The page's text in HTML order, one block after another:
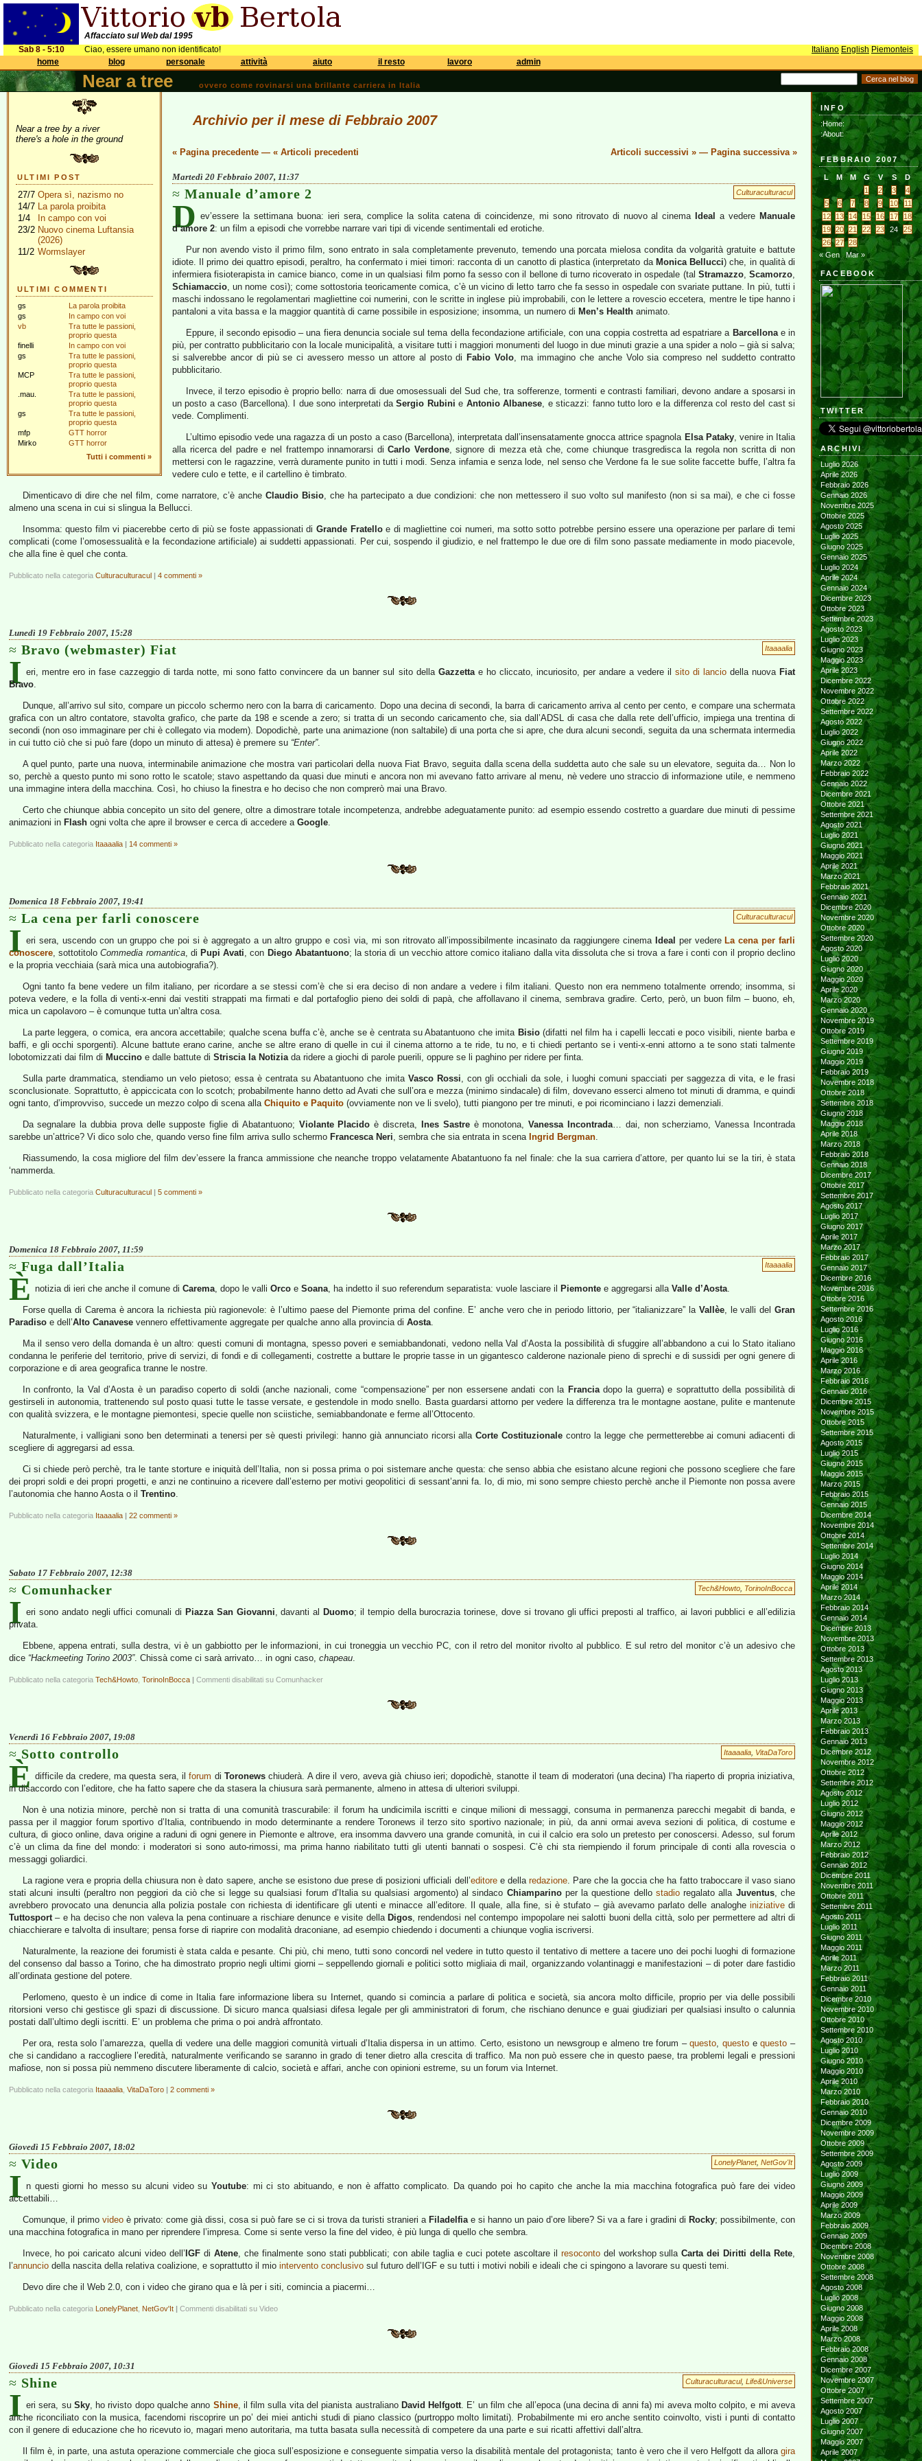
Affacciato sul Web dal 1995
Sab 8 - 5:10
Ciao, essere umano non identificato! Italiano English Piemonteis
home
blog personale attività aiuto il resto lavoro admin
Near a tree ovvero come rovinarsi una brillante carriera in Italia
Near a tree by a river
there's a hole in the ground
ULTIMI POST
27/7 Opera sì, nazismo no
14/7 La parola proibita
1/4
In campo con voi
23/2 Nuovo cinema Luftansia
(2026)
11/2 Wormslayer
ULTIMI COMMENTI
gs
La parola proibita
gs
In campo con voi
vb
Tra tutte le passioni,
proprio questa
finelli
In campo con voi
gs
Tra tutte le passioni,
proprio questa
MCP
Tra tutte le passioni,
proprio questa
.mau.
Tra tutte le passioni,
proprio questa
gs
Tra tutte le passioni,
proprio questa
mfp
GTT horror
Mirko
GTT horror
Tutti i commenti »
Archivio per il mese di Febbraio 2007
« Pagina precedente — « Articoli precedenti Articoli successivi » — Pagina successiva »
Martedì 20 Febbraio 2007, 11:37
Culturaculturacul
Manuale d’amore 2
D ev’essere la settimana buona: ieri sera, complice la solita catena di coincidenze, mi sono ritrovato di nuovo al cinema Ideal a vedere Manuale
d’amore 2: un film a episodi che vorrebbe narrare vari tipi di vicende sentimentali ed erotiche.
Pur non avendo visto il primo film, sono entrato in sala completamente prevenuto, temendo una porcata mielosa condita da volgarità gratuite e battute
idiote. Il primo dei quattro episodi, peraltro, ha confermato i miei timori: racconta di un canotto di plastica (interpretato da Monica Bellucci) che, in qualità di
infermiera fisioterapista in camice bianco, come in un qualsiasi film porno fa sesso con il bellone di turno ricoverato in ospedale (tal Stramazzo,Scamorzo,
Schiamaccio, un nome così); come sottostoria teoricamente comica, c’è un vicino di letto tarro che fa sesso in ospedale con svariate puttane. In più, tutti i
maschi indossano le regolamentari magliettine coi numerini, con le scritte in inglese più improbabili, con le lettere a rovescio eccetera, mentre le tipe hanno i
pantaloni a vita bassa e la maggior quantità di carne possibile in esposizione; insomma, un numero di Men’s Health animato.
Eppure, il secondo episodio – una fiera denuncia sociale sul tema della fecondazione artificiale, con una coppia costretta ad espatriare a Barcellonae in
più, per contratto pubblicitario con la locale municipalità, a visitare tutti i maggiori monumenti del luogo in due minuti grazie a una spider a nolo – già si salva;
si salverebbe ancor di più se ci avessero messo un attore al posto di Fabio Volo, ma immagino che anche Volo sia compreso nel suddetto contratto
pubblicitario.
Invece, il terzo episodio è proprio bello: narra di due omosessuali del Sud che, tra sofferenze, tormenti e contrasti familiari, devono andare a sposarsi in
un posto a caso (Barcellona). I due sono interpretati daSergio Rubini e Antonio Albanese, e sticazzi: fanno tutto loro e la differenza col resto del cast si
vede. Complimenti.
L’ultimo episodio vede una ragazza di un posto a caso (Barcellona), interpretata dall’insensatamente gnocca attrice spagnola Elsa Pataky, venire in Italia
alla ricerca del padre e nel frattempo innamorarsi diCarlo Verdone, signore di mezza età che, come chiunque trasgredisca la regola non scritta di non
mettersi con le ragazzine, verrà duramente punito in tutti i modi. Senza infamia e senza lode, nel senso che Verdone fa le sue solite faccette buffe, l’altra fa
vedere culo e tette, e il cartellino è timbrato.
Dimenticavo di dire che nel film, come narratore, c’è ancheClaudio Bisio, che ha partecipato a due condizioni: che non mettessero il suo volto sul manifesto (non si sa mai), e che ci fosse
almeno una scena in cui si slingua la Bellucci.
Insomma: questo film vi piacerebbe certo di più se foste appassionati di Grande Fratelloe di magliettine coi numeri, ma sotto sotto potrebbe persino essere una operazione per parlare di temi
complicati (come l’omosessualità e la fecondazione artificiale) ai suddetti appassionati. Per cui, sospendo il giudizio, e nel frattempo le due ore di film sono passate mediamente in modo piacevole,
che alla fine è quel che conta.
Pubblicato nella categoria Culturaculturacul | 4 commenti »
Lunedì 19 Febbraio 2007, 15:28
Itaaaalia
Bravo (webmaster) Fiat
I eri, mentre ero in fase cazzeggio di tarda notte, mi sono fatto convincere da un banner sul sito della Gazzettae ho cliccato, incuriosito, per andare a vedere il sito di lanciodella nuova Fiat
Bravo.
Dunque, all’arrivo sul sito, compare un piccolo schermo nero con la barra di caricamento. Dopo una decina di secondi, la barra di caricamento arriva al cento per cento, e compare una schermata
grafica con un altro contatore, stavolta grafico, che parte da 198 e scende a zero; si tratta di un secondo caricamento che, sia dall’ADSL di casa che dalla rete dell’ufficio, impiega una trentina di
secondi (non oso immaginare per chi è collegato via modem). Dopodichè, parte una animazione (non saltabile) di una porta che si apre, che dura alcuni secondi, seguita da una schermata intermedia
in cui tutto ciò che si può fare (dopo un minuto di attesa) è premere su “Enter”.
A quel punto, parte una nuova, interminabile animazione che mostra vari particolari della nuova Fiat Bravo, seguita dalla scena della suddetta auto che sale su un elevatore, seguita da… Non lo
so, perchè a questo punto mi sono rotto le scatole; stavo aspettando da quasi due minuti e ancora non mi avevano fatto arrivare al menu, nè vedere uno straccio di informazione utile, e nemmeno
una immagine intera della macchina. Così, ho chiuso la finestra e ho deciso che non comprerò mai una Bravo.
Certo che chiunque abbia concepito un sito del genere, oltre a dimostrare totale incompetenza, andrebbe adeguatamente punito: ad esempio essendo costretto a guardare due minuti di pessime
animazioni in Flash ogni volta che apre il browser e cerca di accedere a Google.
Pubblicato nella categoria Itaaaalia | 14 commenti »
Domenica 18 Febbraio 2007, 19:41
Culturaculturacul
La cena per farli conoscere
I eri sera, uscendo con un gruppo che poi si è aggregato a un altro gruppo e così via, mi son ritrovato all’impossibilmente incasinato da raggiungere cinema Ideal per vedere La cena per farli
conoscere, sottotitoloCommedia romantica, di Pupi Avati, con Diego Abatantuono; la storia di un vecchio attore comico italiano dalla vita dissoluta che si trova a fare i conti con il proprio declino
e la propria vecchiaia (sarà mica una autobiografia?).
Ogni tanto fa bene vedere un film italiano, per ricordare a se stessi com’è che si era deciso di non andare a vedere i film italiani. Questo non era nemmeno totalmente orrendo; insomma, si
poteva vedere, e la folla di venti-x-enni dai vestiti strappati ma firmati e dal portafoglio pieno dei soldi di papà, che affollavano il cinema, sembrava gradire. Certo, però, un buon film – buono, eh,
mica un capolavoro – è comunque tutta un’altra cosa.
La parte leggera, o comica, era ancora accettabile; qualche scena buffa c’è, anche se è centrata su Abatantuono che imita Bisio(difatti nel film ha i capelli leccati e poco visibili, niente barba e
baffi, e gli occhi sporgenti). Alcune battute erano carine, anche se altre erano di quelle in cui il cinema attorno a te ride, tu no, e ti chiedi pertanto se i venti-x-enni attorno a te sono stati talmente
lobotomizzati dai film di Muccino e dalle battute di Striscia la Notiziada ridere a giochi di parole puerili, oppure se li paghino per ridere per finta.
Sulla parte drammatica, stendiamo un velo pietoso; essa è centrata su Abatantuono che imita Vasco Rossi, con gli occhiali da sole, i luoghi comuni spacciati per saggezza di vita, e le frasi
sconclusionate. Soprattutto, è appiccicata con lo scotch; probabilmente hanno detto ad Avati che sull’ora e mezza (minimo sindacale) di film, dovevano esserci almeno tot minuti di dramma, e quindi
ogni tanto, d’improvviso, succede un mezzo colpo di scena alla Chiquito e Paquito (ovviamente non ve li svelo), tutti piangono per tre minuti, e poi ricominciano i lazzi demenziali.
Da segnalare la dubbia prova delle supposte figlie di Abatantuono; Violante Placido è discreta, Ines Sastreè monotona,Vanessa Incontrada… dai, non scherziamo, Vanessa Incontrada
sarebbe un’attrice? Vi dico solo che, quando verso fine film arriva sullo schermo Francesca Neri, sembra che sia entrata in scena Ingrid Bergman.
Riassumendo, la cosa migliore del film dev’essere la franca ammissione che neanche troppo velatamente Abatantuono fa nel finale: che la sua carriera d’attore, per quanto lui se la tiri, è stata
‘nammerda.
Pubblicato nella categoria Culturaculturacul | 5 commenti »
Domenica 18 Febbraio 2007, 11:59
Itaaaalia
Fuga dall’Italia
È notizia di ieri che anche il comune di Carema, dopo le valli Orco e Soana, ha indetto il suo referendum separatista: vuole lasciare il Piemonte e aggregarsi alla Valle d’Aosta.
Forse quella di Carema è ancora la richiesta più ragionevole: è l’ultimo paese del Piemonte prima del confine. E’ anche vero che in periodo littorio, per “italianizzare” la Vallèe, le valli del Gran
Paradiso e dell’Alto Canavese vennero effettivamente aggregate per qualche anno alla provincia di Aosta.
Ma il senso vero della domanda è un altro: questi comuni di montagna, spesso poveri e semiabbandonati, vedono nella Val d’Aosta la possibilità di sfuggire all’abbandono a cui lo Stato italiano
condanna le periferie del territorio, prive di servizi, di fondi e di collegamenti, costrette a buttare le proprie tasse in un gigantesco calderone nazionale pieno di sprechi e di sussidi per ogni genere di
corporazione e di area geografica tranne le nostre.
In confronto, la Val d’Aosta è un paradiso coperto di soldi (anche nazionali, come “compensazione” per non essersene andati con la Franciadopo la guerra) e soprattutto della possibilità di
gestirseli in autonomia, trattenendo sul posto quasi tutte le tasse versate, e gestendole in modo snello. Basta guardarsi attorno per vedere la differenza tra le montagne aostane, pulite e mantenute
con qualità svizzera, e le montagne piemontesi, specie quelle non sciistiche, semiabbandonate e ferme all’Ottocento.
Naturalmente, i valligiani sono ben determinati a tenersi per sè questi privilegi: hanno già annunciato ricorsi allaCorte Costituzionale contro la legge che permetterebbe ai comuni adiacenti di
scegliere di aggregarsi ad essa.
Ci si chiede però perchè, tra le tante storture e iniquità dell’Italia, non si possa prima o poi sistemare anche questa: che senso abbia che esistano alcune regioni che possono scegliere che fare
dei propri soldi e dei propri progetti, e anzi ne continuino a ricevere dall’esterno per motivi geopolitici di sessant’anni fa. Io, di mio, mi sono sempre chiesto perchè anche il Piemonte non possa avere
l’autonomia che hanno Aosta o il Trentino.
Pubblicato nella categoria Itaaaalia | 22 commenti »
Sabato 17 Febbraio 2007, 12:38
Tech&Howto TorinoInBocca
Comunhacker
I eri sono andato negli uffici comunali di Piazza San Giovanni, davanti al Duomo; il tempio della burocrazia torinese, dove si trovano gli uffici preposti al traffico, ai lavori pubblici e all’edilizia
privata.
Ebbene, appena entrati, sulla destra, vi è un gabbiotto per le informazioni, in cui troneggia un vecchio PC, con il retro del monitor rivolto al pubblico. E sul retro del monitor c’è un adesivo che
dice “Hackmeeting Torino 2003”. Chissà come ci sarà arrivato… in ogni caso, chapeau.
Pubblicato nella categoria Tech&Howto TorinoInBocca | Commenti disabilitati su Comunhacker
Venerdì 16 Febbraio 2007, 19:08
Itaaaalia VitaDaToro
Sotto controllo
È difficile da credere, ma questa sera, ilforum di Toronewschiuderà. A dire il vero, aveva già chiuso ieri; dopodichè, stanotte il team di moderatori (una decina) l’ha riaperto di propria iniziativa,
in disaccordo con l’editore, che ha fatto sapere che da stasera la chiusura sarà permanente, almeno in attesa di ulteriori sviluppi.
Non è una notizia minore, perchè non si tratta di una comunità trascurabile: il forum ha undicimila iscritti e cinque milioni di messaggi, consuma in permanenza parecchi megabit di banda, e
passa per il maggior forum sportivo d’Italia, contribuendo in modo determinante a rendere Toronews il terzo sito sportivo nazionale; in più, da anni ormai aveva sezioni di politica, di costume e
cultura, di gioco online, dava origine a raduni di ogni genere in Piemonte e altrove, era insomma davvero una grande comunità, in cui il calcio era solo un pretesto per conoscersi. Adesso, sul forum
c’è un clima da fine del mondo: i moderatori si sono auto-rimossi, ma prima hanno riabilitato tutti gli utenti bannati o sospesi. C’è chi sta riempiendo il forum principale di conti alla rovescia o
messaggi goliardici.
La ragione vera e propria della chiusura non è dato sapere, anche se esistono due prese di posizioni ufficiali dell’editoree della redazione. Pare che la goccia che ha fatto traboccare il vaso siano
stati alcuni insulti (peraltro non peggiori da ciò che si legge su qualsiasi forum d’Italia su qualsiasi argomento) al sindaco Chiamparinoper la questione dello stadioregalato alla Juventus, che
avrebbero provocato una denuncia alla polizia postale con richiesta di identificare gli utenti e minacce all’editore. Il quale, alla fine, si è stufato – già avevamo parlato delle analoghe iniziativedi
Tuttosport– e ha deciso che non valeva la pena continuare a rischiare denunce e visite della Digos, rendendosi nel contempo impopolare nei salotti buoni della città, solo per permettere ad altri di
chiacchierare e talvolta di insultare; pensa forse di riaprire con modalità draconiane, ad esempio chiedendo i documenti a chiunque voglia iscriversi.
Naturalmente, la reazione dei forumisti è stata calda e pesante. Chi più, chi meno, tutti sono concordi nel vedere in tutto questo il tentativo di mettere a tacere uno dei pochi luoghi di formazione
del consenso dal basso a Torino, che ha dimostrato proprio negli ultimi giorni – seppellendo giornali e politici sotto migliaia di mail, organizzando volantinaggi e manifestazioni – di poter dare fastidio
all’ordinata gestione del potere.
Perlomeno, questo è un indice di come in Italia fare informazione libera su Internet, quando si comincia a parlare di politica e società, sia ancora molto difficile, proprio per via delle possibili
ritorsioni verso chi gestisce gli spazi di discussione. Di sicuro manca qualsiasi difesa legale per gli amministratori di forum, che rischiano denunce e guai giudiziari per qualsiasi insulto o calunnia
postati dall’ultimo degli iscritti. E’ un problema che prima o poi andrà affrontato.
Per ora, resta solo l’amarezza, quella di vedere una delle maggiori comunità virtuali d’Italia dispersa in un attimo. Certo, esistono un newsgroup e almeno tre forum –questo,questo equesto –
che si candidano a raccogliere l’eredità, naturalmente verificando se saranno in grado di tener dietro alla crescita di traffico. Ma non può essere che in questo paese, tra problemi legali e pressioni
mafiose, non si possa più nemmeno discutere liberamente di calcio, società e affari, anche con opinioni estreme, su un forum via Internet.
Pubblicato nella categoria Itaaaalia VitaDaToro | 2 commenti »
Giovedì 15 Febbraio 2007, 18:02
LonelyPlanet, NetGov'It
Video
I n questi giorni ho messo su alcuni video su Youtube: mi ci sto abituando, e non è affatto complicato. Da quando poi ho capito che anche la mia macchina fotografica può fare dei video
accettabili…
Comunque, il primo videoè privato: come già dissi, cosa si può fare se ci si trova da turisti stranieri a Filadelfiae si hanno un paio d’ore libere? Si va a fare i gradini di Rocky; possibilmente, con
una macchina fotografica in mano per riprendere l’impresa. Come si sente verso la fine del video, è più lunga di quello che sembra.
Invece, ho poi caricato alcuni video dell’ IGF di Atene, che finalmente sono stati pubblicati; con abile taglia e cuci potete ascoltare il resocontodel workshop sullaCarta dei Diritti della Rete,
l’annuncio della nascita della relativa coalizione, e soprattutto il mio intervento conclusivo sul futuro dell’IGF e su tutti i motivi nobili e ideali che ci spingono a lavorare su questi temi.
Devo dire che il Web 2.0, con i video che girano qua e là per i siti, comincia a piacermi…
Pubblicato nella categoria LonelyPlanet NetGov'It | Commenti disabilitati su Video
Giovedì 15 Febbraio 2007, 10:31
Culturaculturacul, Life&Universe
Shine
I eri sera, su Sky, ho rivisto dopo qualche anno Shine, il film sulla vita del pianista australiano David Helfgott. E’ un film che all’epoca (una decina di anni fa) mi aveva molto colpito, e mi aveva
anche riconciliato con la musica, facendomi riscoprire un po’ dei miei antichi studi di piano classico (purtroppo molto limitati). Probabilmente mi ero anche sentito coinvolto, visti i punti di contatto
con il genere di educazione che ho ricevuto io, magari meno autoritaria, ma tutta basata sulla necessità di competere da una parte e sui ricatti affettivi dall’altra.
Il film è, in parte, una astuta operazione commerciale che gioca sull’esposizione e conseguente simpatia verso la disabilità mentale del protagonista; tanto è vero che il vero Helfgott da allora gira
INFO
:Home:
:About:
FEBBRAIO 2007
L M M G V S
D
1
2 3
4
5
6 7 8 9 10
11
12
13 14 15 16 17
18
19
20 21 22 23 24
25
26
27
28
« Gen
Mar »
FACEBOOK
TWITTER
ARCHIVI
Luglio 2026
Aprile 2026
Febbraio 2026
Gennaio 2026
Novembre 2025
Ottobre 2025
Agosto 2025
Luglio 2025
Giugno 2025
Gennaio 2025
Luglio 2024
Aprile 2024
Gennaio 2024
Dicembre 2023
Ottobre 2023
Settembre 2023
Agosto 2023
Luglio 2023
Giugno 2023
Maggio 2023
Aprile 2023
Dicembre 2022
Novembre 2022
Ottobre 2022
Settembre 2022
Agosto 2022
Luglio 2022
Giugno 2022
Aprile 2022
Marzo 2022
Febbraio 2022
Gennaio 2022
Dicembre 2021
Ottobre 2021
Settembre 2021
Agosto 2021
Luglio 2021
Giugno 2021
Maggio 2021
Aprile 2021
Marzo 2021
Febbraio 2021
Gennaio 2021
Dicembre 2020
Novembre 2020
Ottobre 2020
Settembre 2020
Agosto 2020
Luglio 2020
Giugno 2020
Maggio 2020
Aprile 2020
Marzo 2020
Gennaio 2020
Novembre 2019
Ottobre 2019
Settembre 2019
Giugno 2019
Maggio 2019
Febbraio 2019
Novembre 2018
Ottobre 2018
Settembre 2018
Giugno 2018
Maggio 2018
Aprile 2018
Marzo 2018
Febbraio 2018
Gennaio 2018
Dicembre 2017
Ottobre 2017
Settembre 2017
Agosto 2017
Luglio 2017
Giugno 2017
Aprile 2017
Marzo 2017
Febbraio 2017
Gennaio 2017
Dicembre 2016
Novembre 2016
Ottobre 2016
Settembre 2016
Agosto 2016
Luglio 2016
Giugno 2016
Maggio 2016
Aprile 2016
Marzo 2016
Febbraio 2016
Gennaio 2016
Dicembre 2015
Novembre 2015
Ottobre 2015
Settembre 2015
Agosto 2015
Luglio 2015
Giugno 2015
Maggio 2015
Marzo 2015
Febbraio 2015
Gennaio 2015
Dicembre 2014
Novembre 2014
Ottobre 2014
Settembre 2014
Luglio 2014
Giugno 2014
Maggio 2014
Aprile 2014
Marzo 2014
Febbraio 2014
Gennaio 2014
Dicembre 2013
Novembre 2013
Ottobre 2013
Settembre 2013
Agosto 2013
Luglio 2013
Giugno 2013
Maggio 2013
Aprile 2013
Marzo 2013
Febbraio 2013
Gennaio 2013
Dicembre 2012
Novembre 2012
Ottobre 2012
Settembre 2012
Agosto 2012
Luglio 2012
Giugno 2012
Maggio 2012
Aprile 2012
Marzo 2012
Febbraio 2012
Gennaio 2012
Dicembre 2011
Novembre 2011
Ottobre 2011
Settembre 2011
Agosto 2011
Luglio 2011
Giugno 2011
Maggio 2011
Aprile 2011
Marzo 2011
Febbraio 2011
Gennaio 2011
Dicembre 2010
Novembre 2010
Ottobre 2010
Settembre 2010
Agosto 2010
Luglio 2010
Giugno 2010
Maggio 2010
Aprile 2010
Marzo 2010
Febbraio 2010
Gennaio 2010
Dicembre 2009
Novembre 2009
Ottobre 2009
Settembre 2009
Agosto 2009
Luglio 2009
Giugno 2009
Maggio 2009
Aprile 2009
Marzo 2009
Febbraio 2009
Gennaio 2009
Dicembre 2008
Novembre 2008
Ottobre 2008
Settembre 2008
Agosto 2008
Luglio 2008
Giugno 2008
Maggio 2008
Aprile 2008
Marzo 2008
Febbraio 2008
Gennaio 2008
Dicembre 2007
Novembre 2007
Ottobre 2007
Settembre 2007
Agosto 2007
Luglio 2007
Giugno 2007
Maggio 2007
Aprile 2007